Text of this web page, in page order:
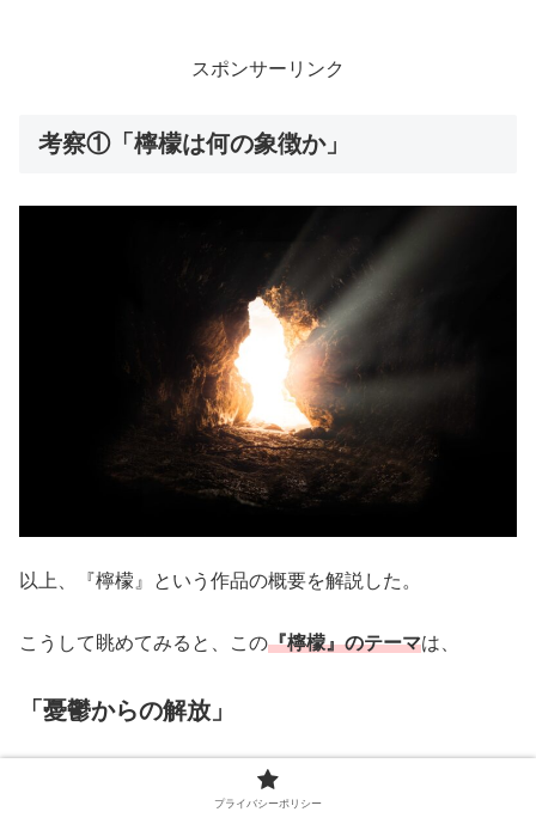
スポンサーリンク
考察①「檸檬は何の象徴か」
以上、『檸檬』という作品の概要を解説した。
こうして眺めてみると、この『檸檬』のテーマは、
「憂鬱からの解放」
プライバシーポリシー